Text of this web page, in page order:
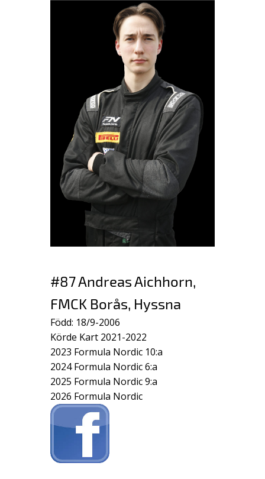
#87 Andreas Aichhorn,
FMCK Borås, Hyssna
Född: 18/9-2006
Körde Kart 2021-2022
2023 Formula Nordic 10:a
2024 Formula Nordic 6:a
2025 Formula Nordic 9:a
2026 Formula Nordic